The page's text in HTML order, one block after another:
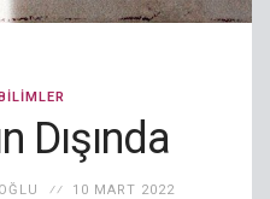
Dışında
10 MART 2022